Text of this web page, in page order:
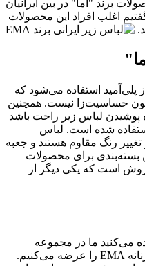
برند "اما" در بین ایرانیان
اغلب افراد این محصولات
در تولید محصولات لباس زیر EMA از پلی‌آمید استفاده می‌شود که
حساسیت‌زا نیست. همچنین
پوشیدن لباس زیر راحت باشد
شده است. لباس
رنگ مقاوم هستند و جعبه
بسته‌بندی برای محصولات
است که یکی دیگر از
می‌کنید ما در مجموعه
"لباس زیر 90"، بیشتر" شورت‌های زنانه EMA را عرضه می‌کنیم.